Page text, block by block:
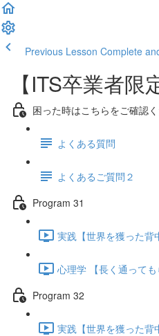
Previous Lesson Complete
【ITS卒業者
困った時はこちらをご確認
よくある質問
よくあるご質問２
Program 31
実践【世界を獲った
心理学 【長く通って
Program 32
実践【世界を獲った